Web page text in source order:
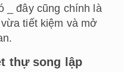
_ đây cũng chính là
tiết kiệm và mở
thự song lập